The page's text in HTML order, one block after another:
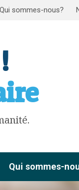
Qui sommes-nous?
Qui sommes-